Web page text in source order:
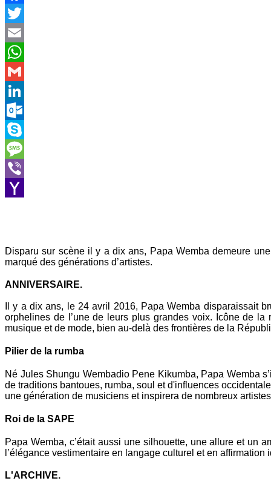
Facebook
Twitter
Email
WhatsApp
Gmail
LinkedIn
Outlook.com
Skype
Message
Viber
Disparu sur scène il y a dix ans, Papa Wemba demeure
marqué des générations d’artistes.
ANNIVERSAIRE.
Il y a dix ans, le 24 avril 2016, Papa Wemba disparaissait
orphelines de l’une de leurs plus grandes voix. Icône de
musique et de mode, bien au-delà des frontières de la
Pilier de la rumba
Né Jules Shungu Wembadio Pene Kikumba, Papa Wemba
de traditions bantoues, rumba, soul et d'influences
une génération de musiciens et inspirera de nombreux
Roi de la SAPE
Papa Wemba, c’était aussi une silhouette, une allure et un
l’élégance vestimentaire en langage culturel et en
L'ARCHIVE.